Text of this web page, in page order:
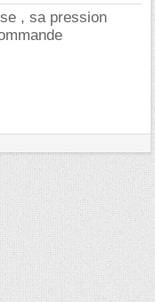
, sa pression